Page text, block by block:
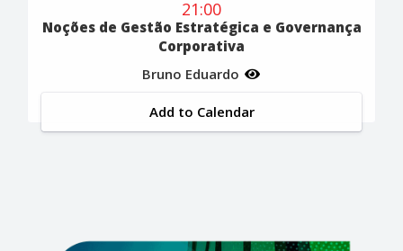
21:00
Noções de Gestão Estratégica e Governança
Corporativa
Bruno Eduardo
Add to Calendar